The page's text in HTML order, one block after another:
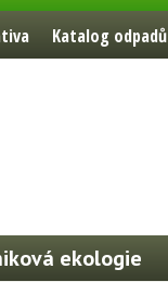
Katalog odpadů
ekologie